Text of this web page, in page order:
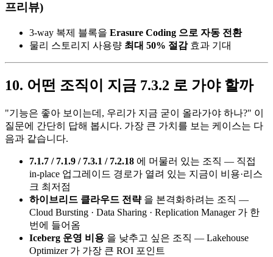
프리뷰)
3-way 복제 블록을 Erasure Coding 으로 자동 전환
물리 스토리지 사용량 최대 50% 절감효과 기대
10. 어떤 조직이 지금 7.3.2 로 가야 할까
"기능은 좋아 보이는데, 우리가 지금 굳이 올라가야 하나?" 이
질문에 간단히 답해 봅시다. 가장 큰 가치를 보는 케이스는 다
음과 같습니다.
7.1.7 / 7.1.9 / 7.3.1 / 7.2.18 에 머물러 있는 조직 — 직접
in-place 업그레이드 경로가 열려 있는 지금이 비용·리스
크 최저점
하이브리드 클라우드 전략을 본격화하려는 조직 —
Cloud Bursting · Data Sharing · Replication Manager 가 한
번에 들어옴
Iceberg 운영 비용 을 낮추고 싶은 조직 — Lakehouse
Optimizer 가 가장 큰 ROI 포인트